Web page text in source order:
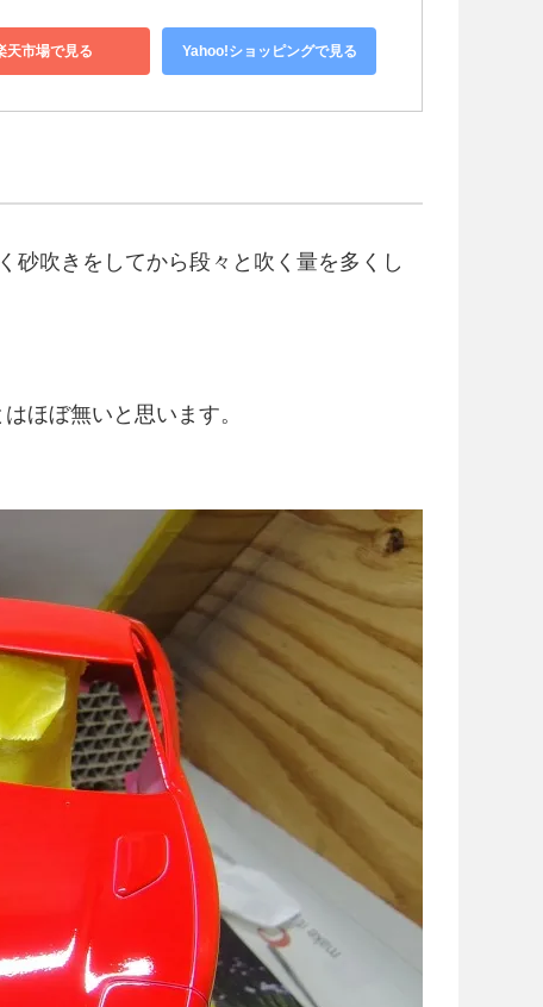
天市場で見る Yahoo!ショッピングで見る
砂吹きをしてから段々と吹く量を多くし
ほぼ無いと思います。